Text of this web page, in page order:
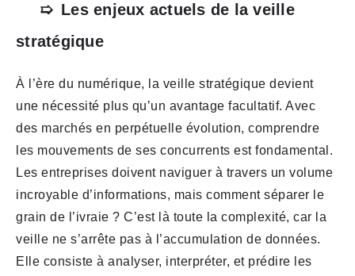
Les enjeux actuels de la veille
stratégique
À l’ère du numérique, la veille stratégique devient
une nécessité plus qu’un avantage facultatif. Avec
des marchés en perpétuelle évolution, comprendre
les mouvements de ses concurrents est fondamental.
Les entreprises doivent naviguer à travers un volume
incroyable d’informations, mais comment séparer le
grain de l’ivraie ? C’est là toute la complexité, car la
veille ne s’arrête pas à l’accumulation de données.
Elle consiste à analyser, interpréter, et prédire les